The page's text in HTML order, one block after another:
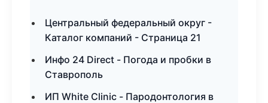
Центральный федеральный округ -
Каталог компаний - Страница 21
Инфо 24 Direct - Погода и пробки в
Ставрополь
ИП White Clinic - Пародонтология в